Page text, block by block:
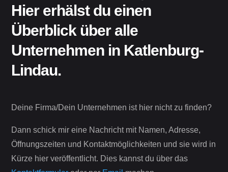
Hier erhälst du einen
Überblick über alle
Unternehmen in Katlenburg-
Lindau.
Deine Firma/Dein Unternehmen ist hier nicht zu finden?
Dann schick mir eine Nachricht mit Namen, Adresse,
Öffnungszeiten und Kontaktmöglichkeiten und sie wird in
Kürze hier veröffentlicht. Dies kannst du über das